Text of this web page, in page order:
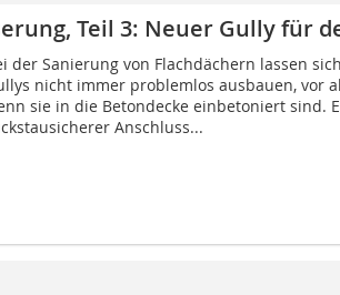
Teil 3: Neuer Gully für
der Sanierung von Flachdächern lassen
nicht immer problemlos ausbauen, vor
sie in die Betondecke einbetoniert sind.
Anschluss...